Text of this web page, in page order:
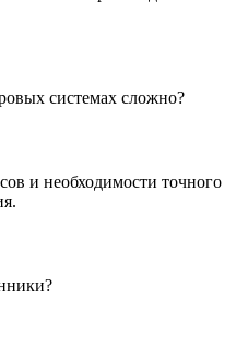
системах сложно?
и необходимости точного